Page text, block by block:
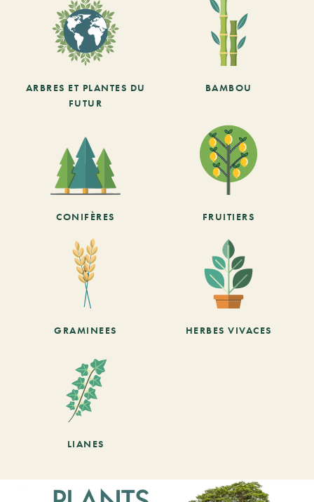
ARBRES ET PLANTES DU
FUTUR
BAMBOU
CONIFÈRES FRUITIERS
GRAMINEES HERBES VIVACES
LIANES